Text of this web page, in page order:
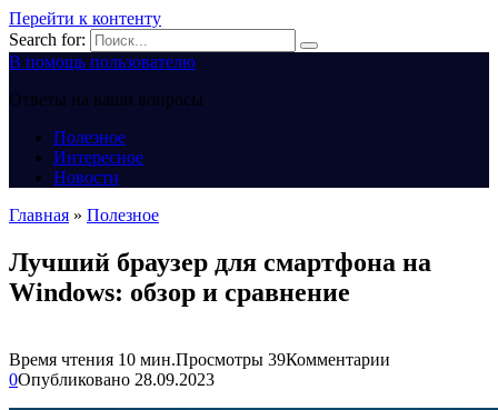
Перейти к контенту
Search for:
В помощь пользователю
Ответы на ваши вопросы
Полезное
Интересное
Новости
Главная » Полезное
Лучший браузер для смартфона на
Windows: обзор и сравнение
Время чтения 10 мин.Просмотры 39Комментарии
0Опубликовано 28.09.2023